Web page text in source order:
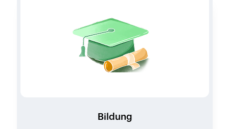
Bildung